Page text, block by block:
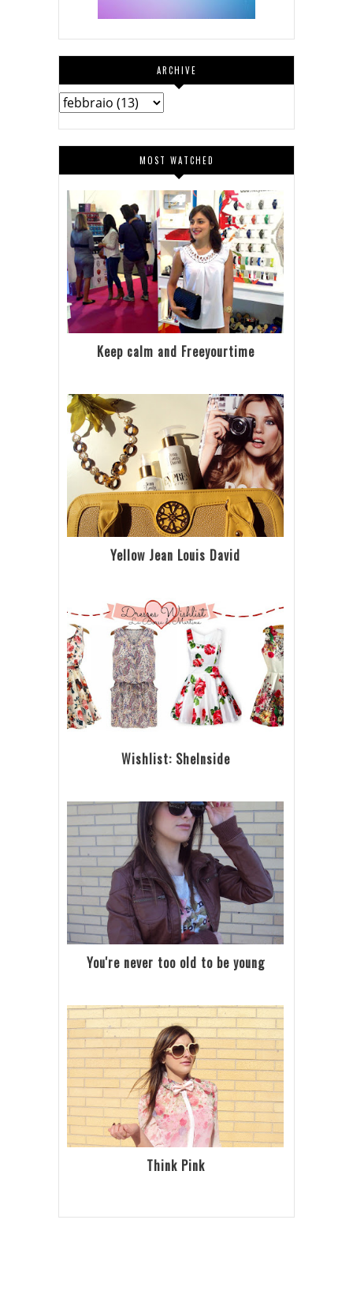
ARCHIVE
MOST WATCHED
Keep calm and Freeyourtime
Yellow Jean Louis David
Wishlist: SheInside
You're never too old to be young
Think Pink